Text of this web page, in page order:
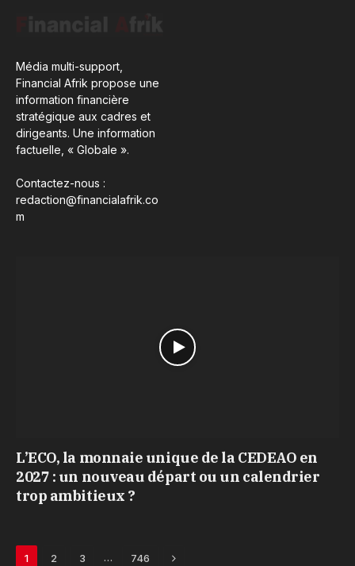
Média multi-support,
Financial Afrik propose une
information financière
stratégique aux cadres et
dirigeants. Une information
factuelle, « Globale ».
Contactez-nous :
redaction@financialafrik.co
m
L’ECO, la monnaie unique de la CEDEAO en
2027 : un nouveau départ ou un calendrier
trop ambitieux ?
1 2 3 … 746 Next